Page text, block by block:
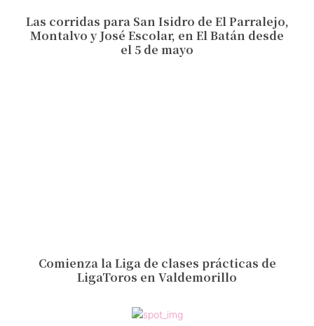
Las corridas para San Isidro de El Parralejo,
Montalvo y José Escolar, en El Batán desde
el 5 de mayo
Comienza la Liga de clases prácticas de
LigaToros en Valdemorillo